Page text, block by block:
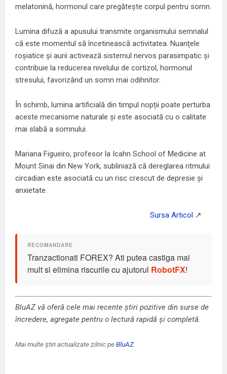
melatonină, hormonul care pregătește corpul pentru somn.
Lumina difuză a apusului transmite organismului semnalul
că este momentul să încetinească activitatea. Nuanțele
roșiatice și aurii activează sistemul nervos parasimpatic și
contribuie la reducerea nivelului de cortizol, hormonul
stresului, favorizând un somn mai odihnitor.
În schimb, lumina artificială din timpul nopții poate perturba
aceste mecanisme naturale și este asociată cu o calitate
mai slabă a somnului.
Mariana Figueiro, profesor la Icahn School of Medicine at
Mount Sinai din New York, subliniază că dereglarea ritmului
circadian este asociată cu un risc crescut de depresie și
anxietate.
Tranzactionati FOREX? Ati putea castiga mai
mult si elimina riscurile cu ajutorul RobotFX!
BluAZ vă oferă cele mai recente știri pozitive din surse de
încredere, agregate pentru o lectură rapidă și completă.
Mai multe știri actualizate zilnic peBluAZ